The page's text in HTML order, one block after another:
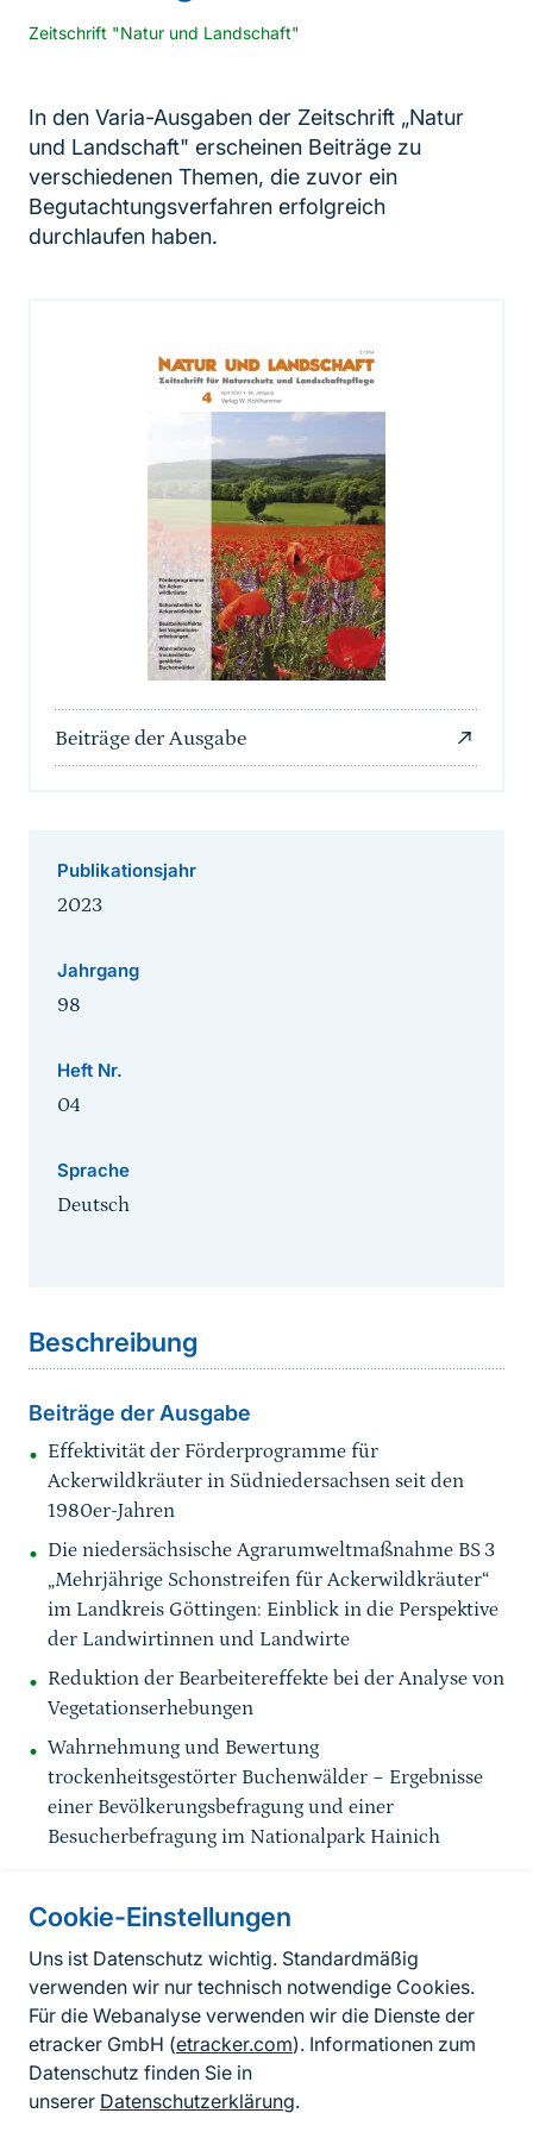
Cookie-Einstellungen
Uns ist Datenschutz wichtig. Standardmäßig
verwenden wir nur technisch notwendige Cookies.
Für die Webanalyse verwenden wir die Dienste der
etracker GmbH (etracker.com). Informationen zum
Datenschutz finden Sie in
unserer Datenschutzerklärung.
Zeitschrift "Natur und Landschaft"
In den Varia-Ausgaben der Zeitschrift „Natur
und Landschaft" erscheinen Beiträge zu
verschiedenen Themen, die zuvor ein
Begutachtungsverfahren erfolgreich
durchlaufen haben.
Beiträge der Ausgabe
Publikationsjahr
2023
Jahrgang
98
Heft Nr.
04
Sprache
Deutsch
Beschreibung
Beiträge der Ausgabe
Effektivität der Förderprogramme für
Ackerwildkräuter in Südniedersachsen seit den
1980er-Jahren
Die niedersächsische Agrarumweltmaßnahme BS 3
„Mehrjährige Schonstreifen für Ackerwildkräuter“
im Landkreis Göttingen: Einblick in die Perspektive
der Landwirtinnen und Landwirte
Reduktion der Bearbeitereffekte bei der Analyse von
Vegetationserhebungen
Wahrnehmung und Bewertung
trockenheitsgestörter Buchenwälder − Ergebnisse
einer Bevölkerungsbefragung und einer
Besucherbefragung im Nationalpark Hainich
Informationen zur Seite
FußzeileKontakt zum BfN
Kontaktformular
Erklärung zur Barrierefreiheit